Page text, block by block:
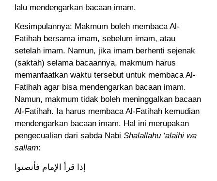
lalu mendengarkan bacaan imam.
Kesimpulannya: Makmum boleh membaca Al-
Fatihah bersama imam, sebelum imam, atau
setelah imam. Namun, jika imam berhenti sejenak
(saktah) selama bacaannya, makmum harus
memanfaatkan waktu tersebut untuk membaca Al-
Fatihah agar bisa mendengarkan bacaan imam.
Namun, makmum tidak boleh meninggalkan bacaan
Al-Fatihah. Ia harus membaca Al-Fatihah kemudian
mendengarkan bacaan imam. Hal ini merupakan
pengecualian dari sabda Nabi Shalallahu ‘alaihi wa
sallam:
إذا قرأ الإمام فأنصتوا